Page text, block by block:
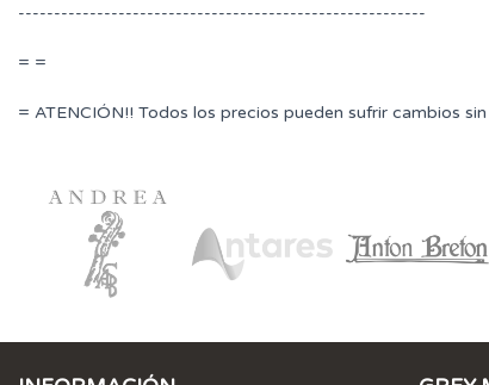
---------------------------------------------------------
= =
= ATENCIÓN!! Todos los precios pueden sufrir cambios